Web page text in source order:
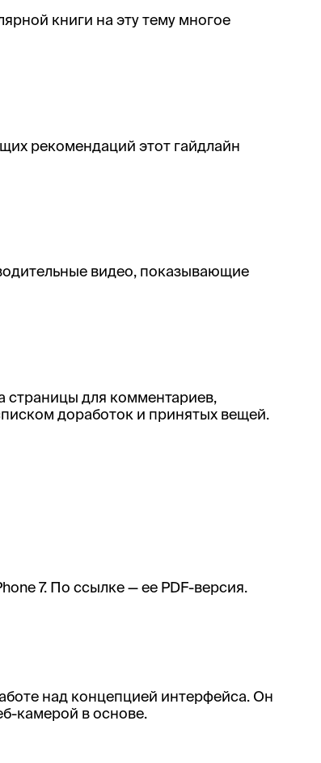
книги на эту тему многое
рекомендаций этот гайдлайн
видео, показывающие
страницы для комментариев,
доработок и принятых вещей.
7. По ссылке — ее PDF-версия.
над концепцией интерфейса. Он
камерой в основе.